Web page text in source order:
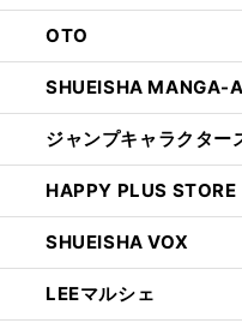
OTO
SHUEISHA MANGA-
ジャンプキャラクター
HAPPY PLUS STORE
SHUEISHA VOX
LEEマルシェ